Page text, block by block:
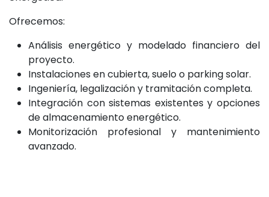
Ofrecemos:
Análisis energético y modelado financiero del
proyecto.
Instalaciones en cubierta, suelo o parking solar.
Ingeniería, legalización y tramitación completa.
Integración con sistemas existentes y opciones
de almacenamiento energético.
Monitorización profesional y mantenimiento
avanzado.